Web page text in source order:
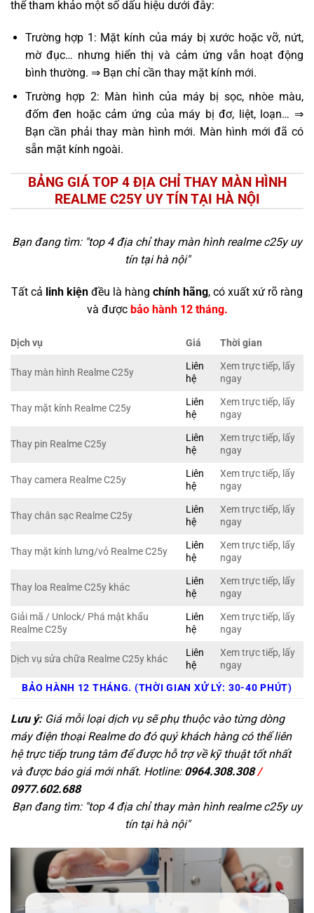
thể tham khảo một số dấu hiệu dưới đây:
Trường hợp 1: Mặt kính của máy bị xước hoặc vỡ, nứt,
mờ đục… nhưng hiển thị và cảm ứng vẫn hoạt động
bình thường. ⇒ Bạn chỉ cần thay mặt kính mới.
Trường hợp 2: Màn hình của máy bị sọc, nhòe màu,
đốm đen hoặc cảm ứng của máy bị đơ, liệt, loạn… ⇒
Bạn cần phải thay màn hình mới. Màn hình mới đã có
sẵn mặt kính ngoài.
BẢNG GIÁ TOP 4 ĐỊA CHỈ THAY MÀN HÌNH
REALME C25Y UY TÍN TẠI HÀ NỘI
Bạn đang tìm: "top 4 địa chỉ thay màn hình realme c25y uy
tín tại hà nội"
Tất cả linh kiện đều là hàng chính hãng, có xuất xứ rõ ràng
và được bảo hành 12 tháng.
Dịch vụ Giá Thời gian
Thay màn hình Realme C25y
Liên
hệ
Xem trực tiếp, lấy
ngay
Thay mặt kính Realme C25y
Liên
hệ
Xem trực tiếp, lấy
ngay
Thay pin Realme C25y
Liên
hệ
Xem trực tiếp, lấy
ngay
Thay camera Realme C25y
Liên
hệ
Xem trực tiếp, lấy
ngay
Thay chân sạc Realme C25y
Liên
hệ
Xem trực tiếp, lấy
ngay
Thay mặt kính lưng/vỏ Realme C25y
Liên
hệ
Xem trực tiếp, lấy
ngay
Thay loa Realme C25y khác
Liên
hệ
Xem trực tiếp, lấy
ngay
Giải mã / Unlock/ Phá mật khẩu
Realme C25y
Liên
hệ
Xem trực tiếp, lấy
ngay
Dịch vụ sửa chữa Realme C25y khác
Liên
hệ
Xem trực tiếp, lấy
ngay
BẢO HÀNH 12 THÁNG. (THỜI GIAN XỬ LÝ: 30-40 PHÚT)
Lưu ý:Giá mỗi loại dịch vụ sẽ phụ thuộc vào từng dòng
máy điện thoại Realme do đó quý khách hàng có thể liên
hệ trực tiếp trung tâm để được hỗ trợ về kỹ thuật tốt nhất
và được báo giá mới nhất. Hotline: 0964.308.308/
0977.602.688
Bạn đang tìm: "top 4 địa chỉ thay màn hình realme c25y uy
tín tại hà nội"